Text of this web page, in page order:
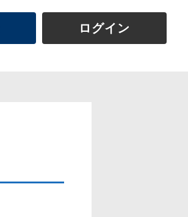
ログイン